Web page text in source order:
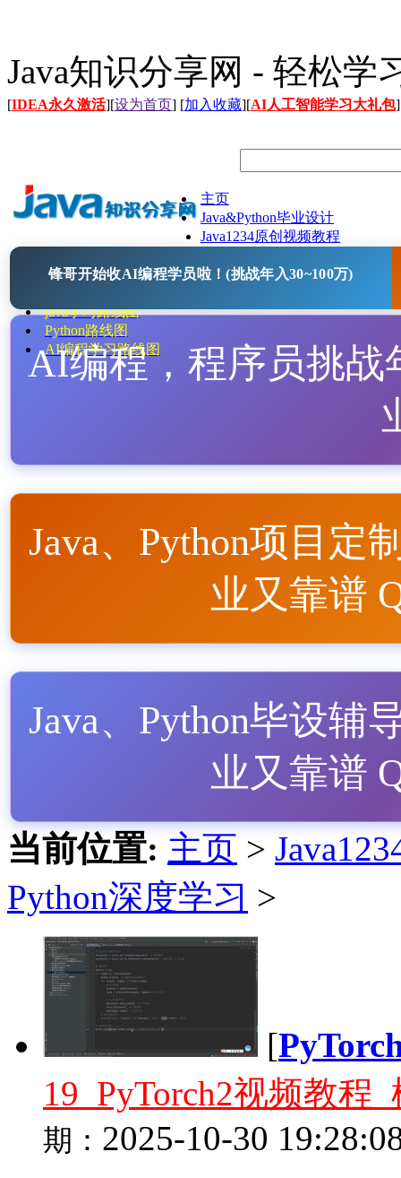
Java知识分享网 - 轻松学
[IDEA永久激活][设为首页] [加入收藏][AI人工智能学习大礼包]
主页
Java&Python毕业设计
Java1234原创视频教程
Java开源项目
java学习路线图
Python路线图
AI编程学习路线图
锋哥开始收AI编程学员啦！(挑战年入30~100万)
AI编程，程序员挑战
Java、Python项目定
业又靠谱
Java、Python毕设辅
业又靠谱
当前位置: 主页 >
Python深度学习 >
[
19_PyTorch2视频教程
期： 2025-10-30